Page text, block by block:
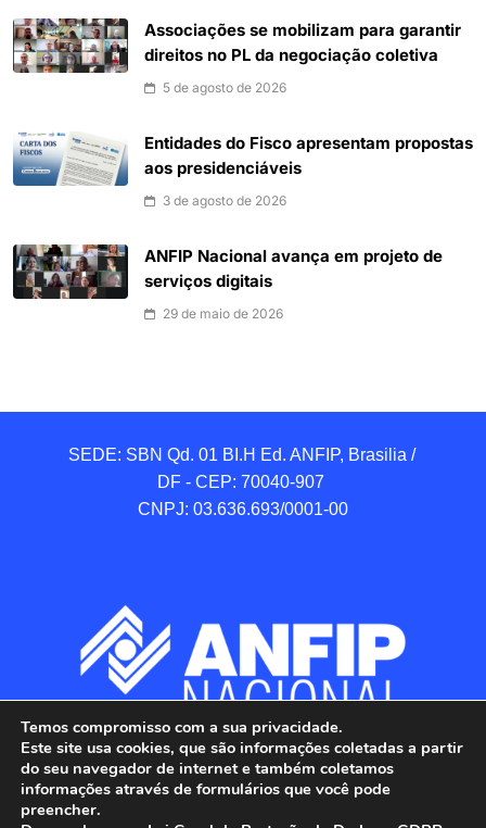
Associações se mobilizam para garantir
direitos no PL da negociação coletiva
5 de agosto de 2026
Entidades do Fisco apresentam propostas
aos presidenciáveis
3 de agosto de 2026
ANFIP Nacional avança em projeto de
serviços digitais
29 de maio de 2026
SEDE: SBN Qd. 01 BI.H Ed. ANFIP, Brasilia /
DF - CEP: 70040-907
CNPJ: 03.636.693/0001-00
Temos compromisso com a sua privacidade.
Este site usa cookies, que são informações coletadas a partir
do seu navegador de internet e também coletamos
informações através de formulários que você pode
preencher.